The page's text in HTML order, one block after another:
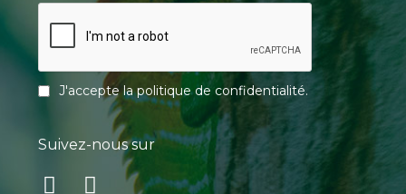
J'accepte lapolitique de confidentialité.
Suivez-nous sur